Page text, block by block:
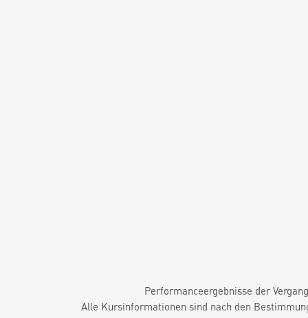
Performanceergebnisse der
Alle Kursinformationen sind nach den